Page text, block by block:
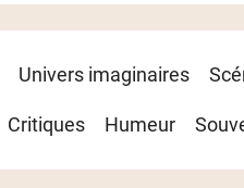
Univers imaginaires
Critiques Humeur